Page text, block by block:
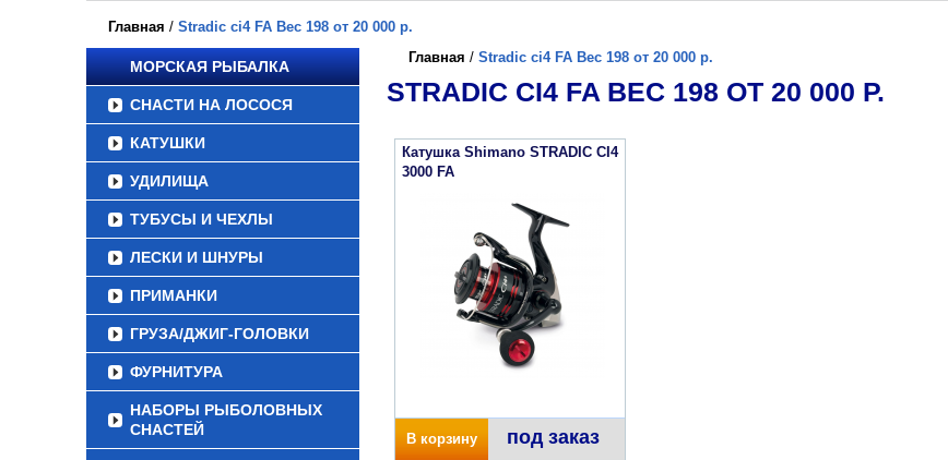
Главная / Stradic ci4 FA Вес 198 от 20 000 р.
МОРСКАЯ РЫБАЛКА
СНАСТИ НА ЛОСОСЯ
КАТУШКИ
УДИЛИЩА
ТУБУСЫ И ЧЕХЛЫ
ЛЕСКИ И ШНУРЫ
ПРИМАНКИ
ГРУЗА/ДЖИГ-ГОЛОВКИ
ФУРНИТУРА
НАБОРЫ РЫБОЛОВНЫХ
СНАСТЕЙ
Главная / Stradic ci4 FA Вес 198 от 20 000 р.
STRADIC CI4 FA ВЕС 198 ОТ 20 000 Р.
Катушка Shimano STRADIC CI4
3000 FA
В корзину под заказ